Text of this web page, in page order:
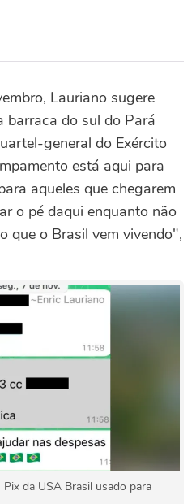
Lauriano sugere
barraca do sul do Pará
general do Exército
está aqui para
aqueles que chegarem
o pé daqui enquanto não
que o Brasil vem vivendo",
da USA Brasil usado para